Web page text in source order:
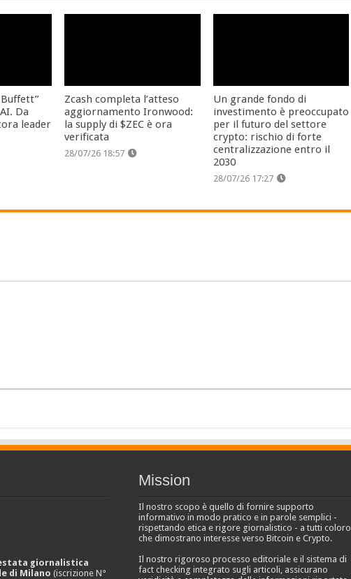
Da
leader
Zcash completa l’atteso
aggiornamento Ironwood:
la supply di $ZEC è ora
verificata
28/07/26 18:57
Un grande fondo di
investimento è preoccupato
per il futuro del settore
crypto: rischio di forte
centralizzazione entro il
2030
28/07/26 17:27
giornalistica
di Milano (iscrizione N°
Mission
Il nostro scopo è quello di fornire supporto
informativo in modo pratico e in parole semplici -
rispettando etica e rigore giornalistico - a tutti coloro
che dimostrano interesse verso Bitcoin e Crypto.
Il nostro rigoroso processo editoriale e il sistema di
fact checking integrato sugli articoli, assicurano